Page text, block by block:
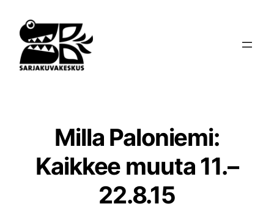
sisältöön
Milla Paloniemi:
Kaikkee muuta 11.–
22.8.15